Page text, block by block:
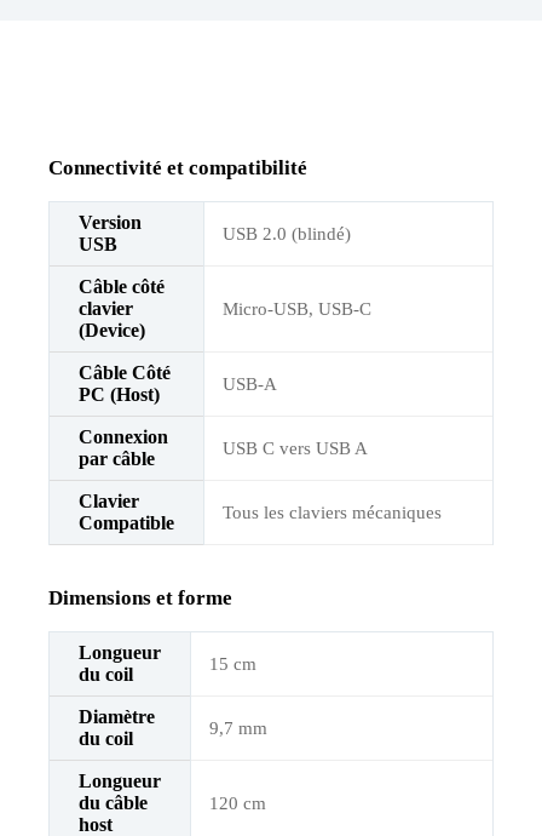
Connectivité et compatibilité
Version
USB
USB 2.0 (blindé)
Câble côté
clavier
(Device)
Micro-USB, USB-C
Câble Côté
PC (Host)
USB-A
Connexion
par câble
USB C vers USB A
Clavier
Compatible
Tous les claviers mécaniques
Dimensions et forme
Longueur
du coil
15 cm
Diamètre
du coil
9,7 mm
Longueur
du câble
host
120 cm